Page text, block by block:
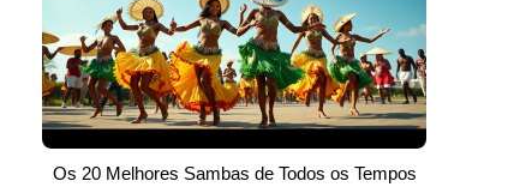
Os 20 Melhores Sambas de Todos os Tempos